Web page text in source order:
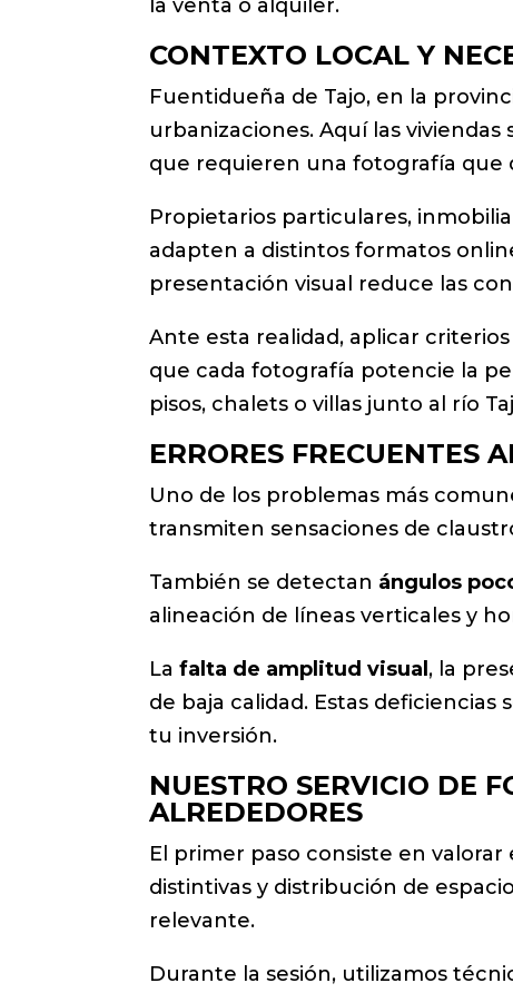
la venta o alquiler.
CONTEXTO LOCAL Y
Fuentidueña de Tajo, en la
urbanizaciones. Aquí las
que requieren una fotografía que
Propietarios particulares,
adapten a distintos formatos
presentación visual reduce las
Ante esta realidad, aplicar
que cada fotografía potencie la
pisos, chalets o villas junto al río
ERRORES FRECUENTES
Uno de los problemas más
transmiten sensaciones de
También se detectan ángulos
alineación de líneas verticales y
Lafalta de amplitud visual, la
de baja calidad. Estas
tu inversión.
NUESTRO SERVICIO DE
ALREDEDORES
El primer paso consiste en
distintivas y distribución de
relevante.
Durante la sesión, utilizamos